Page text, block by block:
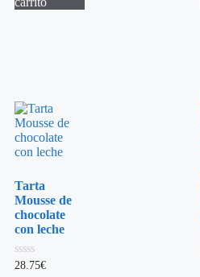
Tarta
Mousse de
chocolate
con leche
0
28.75€